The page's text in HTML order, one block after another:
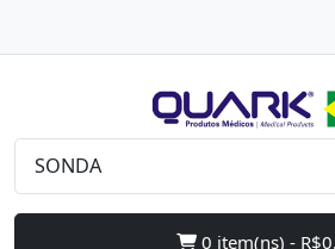
0 item(ns) -